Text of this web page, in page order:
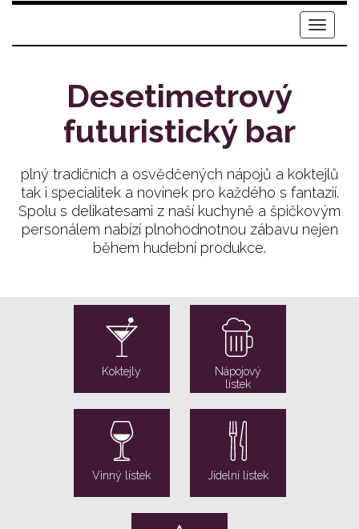
Menu
Desetimetrový
futuristický bar
plný tradičních a osvědčených nápojů a koktejlů
tak i specialitek a novinek pro každého s fantazií.
Spolu s delikatesami z naší kuchyně a špičkovým
personálem nabízí plnohodnotnou zábavu nejen
během hudební produkce.
Koktejly
Nápojový
lístek
Vinný lístek Jídelní lístek